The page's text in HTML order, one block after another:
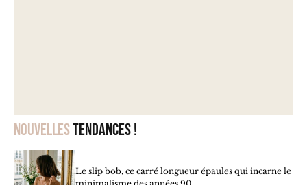
Nouvellestendances !
Le slip bob, ce carré longueur épaules qui incarne le